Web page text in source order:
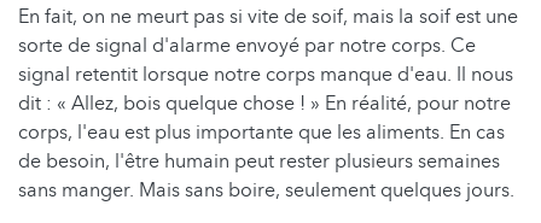
En fait, on ne meurt pas si vite de soif, mais la soif est une
sorte de signal d'alarme envoyé par notre corps. Ce
signal retentit lorsque notre corps manque d'eau. Il nous
dit : « Allez, bois quelque chose ! » En réalité, pour notre
corps, l'eau est plus importante que les aliments. En cas
de besoin, l'être humain peut rester plusieurs semaines
sans manger. Mais sans boire, seulement quelques jours.